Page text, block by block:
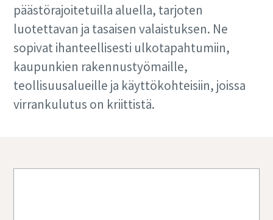
päästörajoitetuilla aluella, tarjoten
luotettavan ja tasaisen valaistuksen. Ne
sopivat ihanteellisesti ulkotapahtumiin,
kaupunkien rakennustyömaille,
teollisuusalueille ja käyttökohteisiin, joissa
virrankulutus on kriittistä.